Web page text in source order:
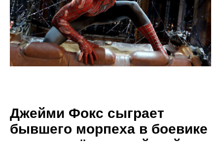
Джейми Фокс сыграет
бывшего морпеха в боевике